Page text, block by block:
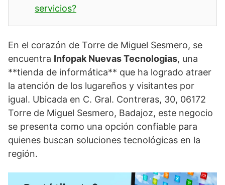
servicios?
En el corazón de Torre de Miguel Sesmero, se
encuentra Infopak Nuevas Tecnologias, una
**tienda de informática** que ha logrado atraer
la atención de los lugareños y visitantes por
igual. Ubicada en C. Gral. Contreras, 30, 06172
Torre de Miguel Sesmero, Badajoz, este negocio
se presenta como una opción confiable para
quienes buscan soluciones tecnológicas en la
región.